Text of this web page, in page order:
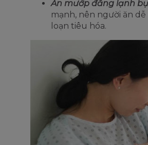
Ăn mướp đắng lạnh
mạnh, nên người ăn
loạn tiêu hóa.